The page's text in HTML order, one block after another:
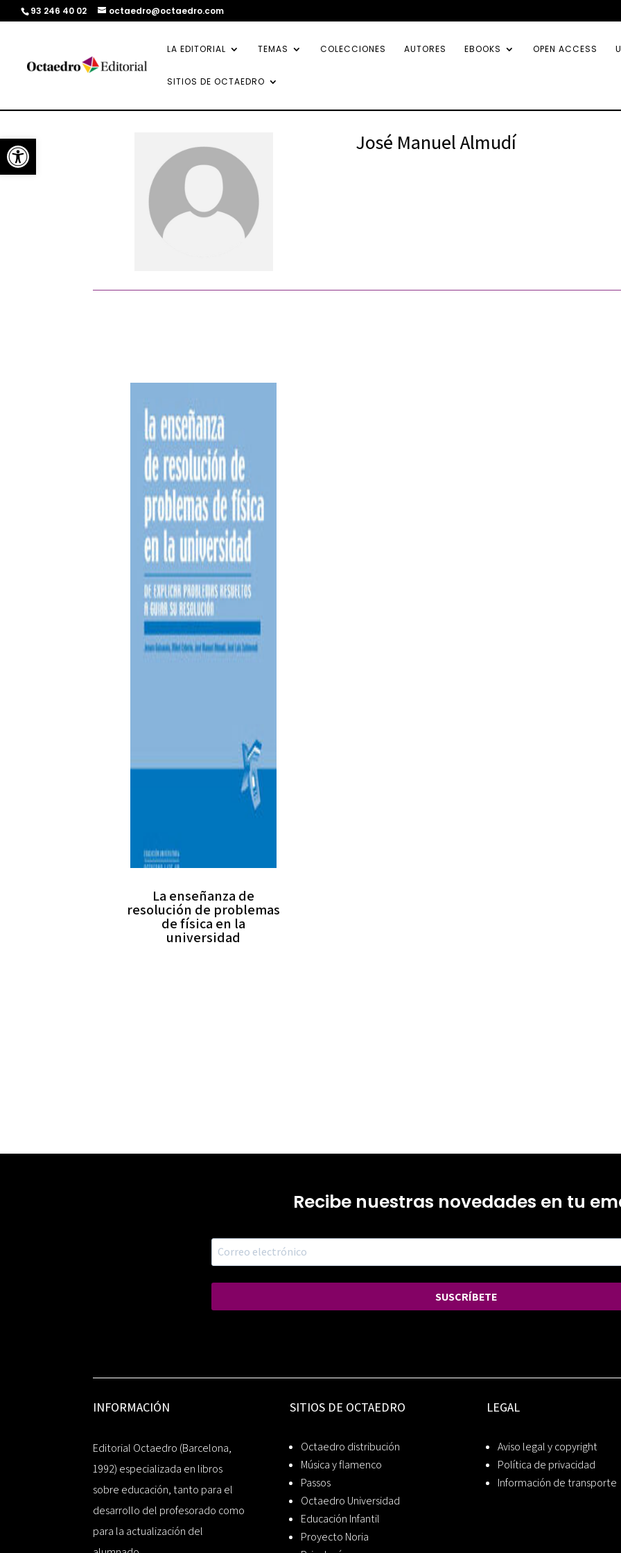
Abrir barra de herramientas
93 246 40 02 octaedro@octaedro.com
LA EDITORIAL TEMAS COLECCIONES AUTORES EBOOKS OPEN ACCESS
SITIOS DE OCTAEDRO
José Manuel Almudí
La enseñanza de
resolución de problemas
de física en la
universidad
Recibe nuestras novedades en tu
SUSCRÍBETE
INFORMACIÓN
Editorial Octaedro (Barcelona,
1992) especializada en libros
sobre educación, tanto para el
desarrollo del profesorado como
para la actualización del
SITIOS DE OCTAEDRO
Octaedro distribución
Música y flamenco
Passos
Octaedro Universidad
Educación Infantil
Proyecto Noria
LEGAL
Aviso legal y copyright
Política de privacidad
Información de transporte